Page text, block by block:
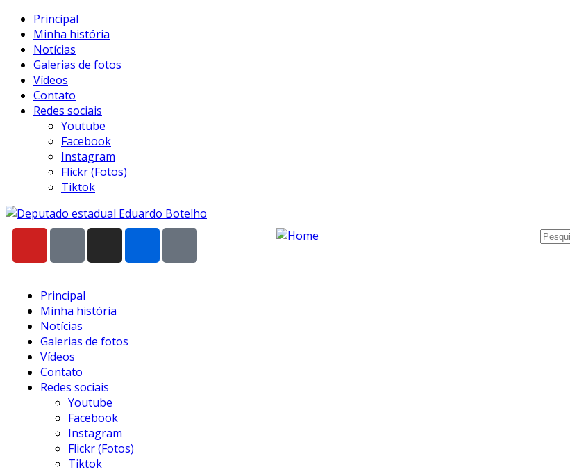
Principal
Minha história
Notícias
Galerias de fotos
Vídeos
Contato
Redes sociais
Youtube
Facebook
Instagram
Flickr (Fotos)
Tiktok
Principal
Minha história
Notícias
Galerias de fotos
Vídeos
Contato
Redes sociais
Youtube
Facebook
Instagram
Flickr (Fotos)
Tiktok